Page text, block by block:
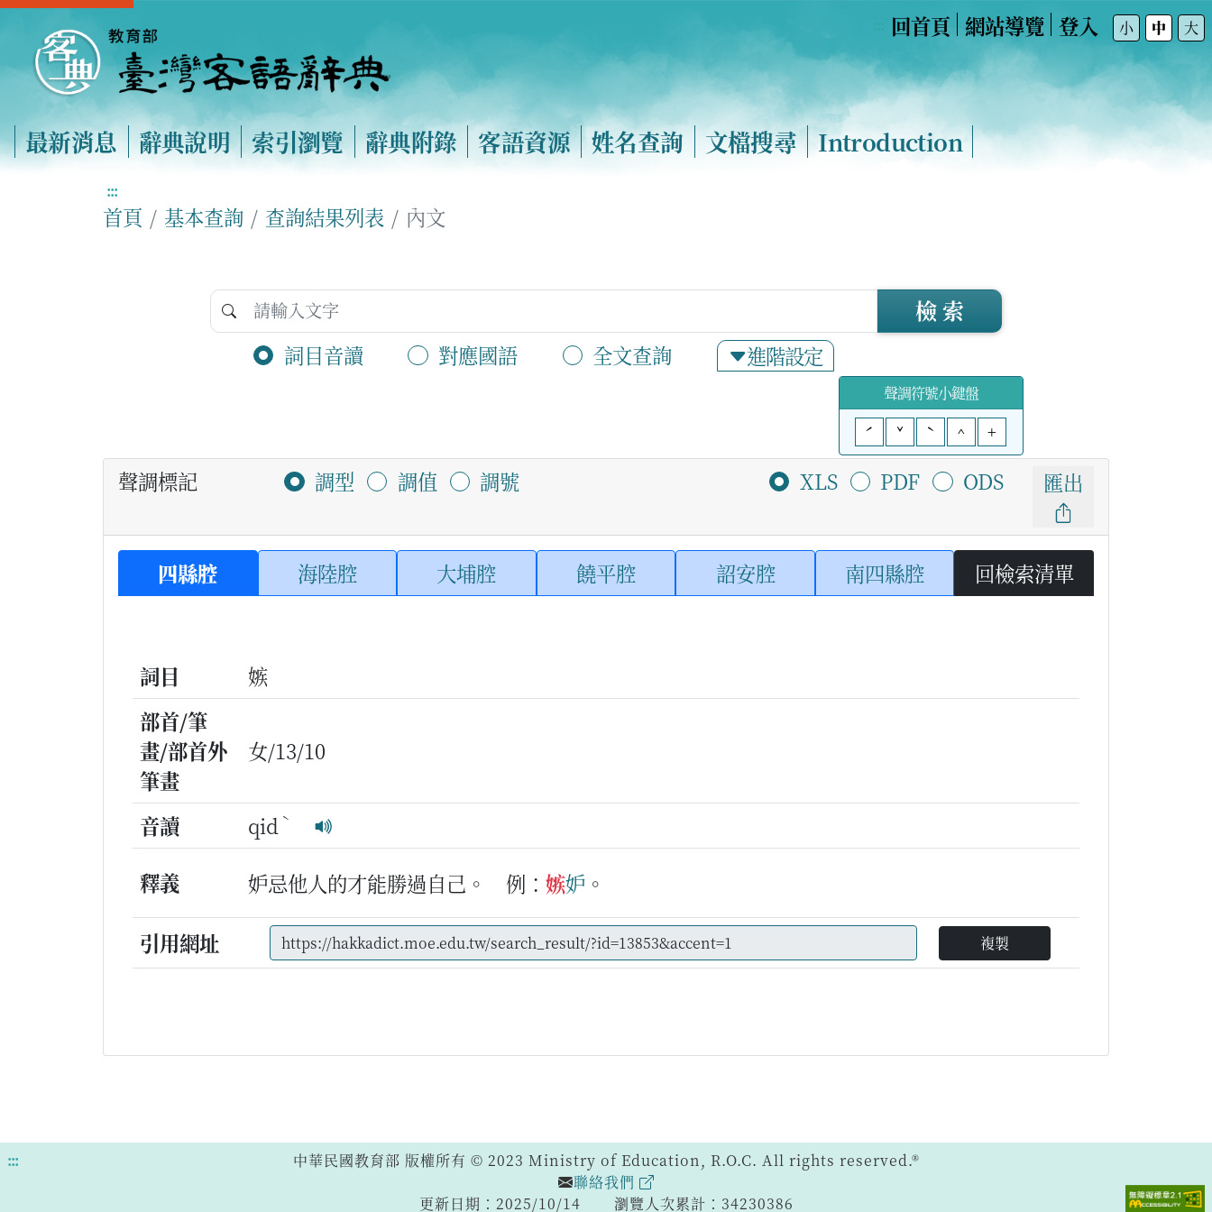
回首頁 網站導覽 登入 小 中 大
最新消息 辭典說明 索引瀏覽 辭典附錄 客語資源 姓名查詢 文檔搜尋 Introduction
:::
首頁 基本查詢 查詢結果列表 內文
詞目音讀 對應國語 全文查詢 進階設定
檢 索
聲調符號小鍵盤
ˊ
ˇ ˋ ^ +
聲調標記 調型 調值 調號 XLS PDF ODS 匯出
四縣腔 海陸腔 大埔腔 饒平腔 詔安腔 南四縣腔 回檢索清單
詞目
嫉
部首/筆
畫/部首外
筆畫
女/13/10
音讀 qid ˋ
釋義 妒忌他人的才能勝過自己。 例： 嫉妒 。
引用網址 複製
:::
中華民國教育部 版權所有 © 2023 Ministry of Education, R.O.C. All rights reserved.®
聯絡我們
更新日期：2025/10/14
瀏覽人次累計：34230386